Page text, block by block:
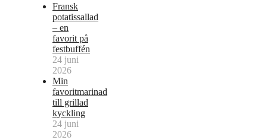
Fransk
potatissallad
– en
favorit på
festbuffén
24 juni
2026
Min
favoritmarinad
till grillad
kyckling
24 juni
2026